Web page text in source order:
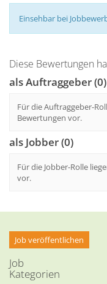
Einsehbar bei
Diese Bewertungen
als Auftraggeber (0)
Für die Auftraggeber-
Bewertungen vor.
als Jobber (0)
Für die Jobber-Rolle
vor.
Job veröffentlichen
Job
Kategorien